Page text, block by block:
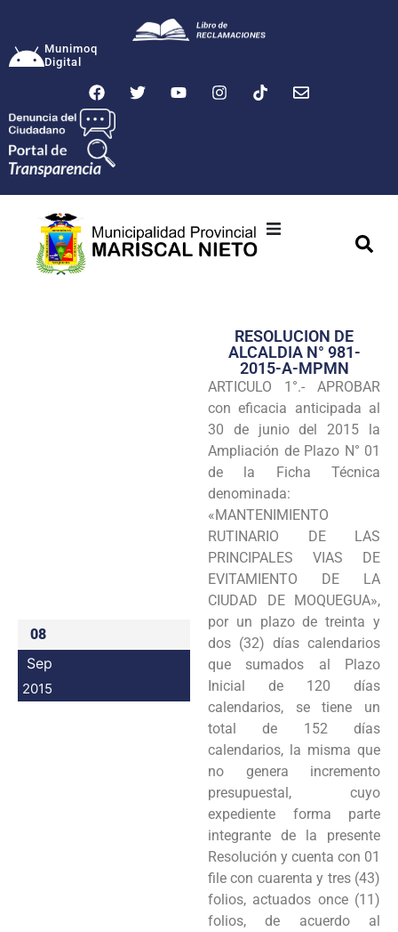
Munimoq
Digital
Transparencia
Seguridad
Programas
Intranet
08
Sep
2015
RESOLUCION DE
ALCALDIA N° 981-
2015-A-MPMN
ARTICULO 1°.- APROBAR
con eficacia anticipada al
30 de junio del 2015 la
Ampliación de Plazo N° 01
de la Ficha Técnica
denominada:
«MANTENIMIENTO
RUTINARIO DE LAS
PRINCIPALES VIAS DE
EVITAMIENTO DE LA
CIUDAD DE MOQUEGUA»,
por un plazo de treinta y
dos (32) días calendarios
que sumados al Plazo
Inicial de 120 días
calendarios, se tiene un
total de 152 días
calendarios, la misma que
no genera incremento
presupuestal, cuyo
expediente forma parte
integrante de la presente
Resolución y cuenta con 01
file con cuarenta y tres (43)
folios, actuados once (11)
folios, de acuerdo al